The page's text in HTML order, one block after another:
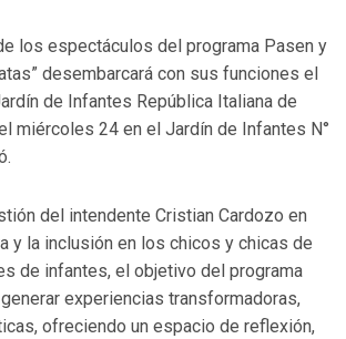
los espectáculos del programa Pasen y
desembarcará con sus funciones el
de Infantes República Italiana de
miércoles 24 en el Jardín de Infantes N°
del intendente Cristian Cardozo en
y la inclusión en los chicos y chicas de
de infantes, el objetivo del programa
experiencias transformadoras,
ofreciendo un espacio de reflexión,